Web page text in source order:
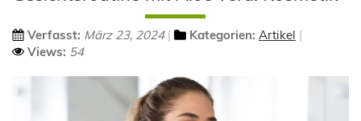
Verfasst: März 23, 2024 Kategorien: Artikel
Views: 54